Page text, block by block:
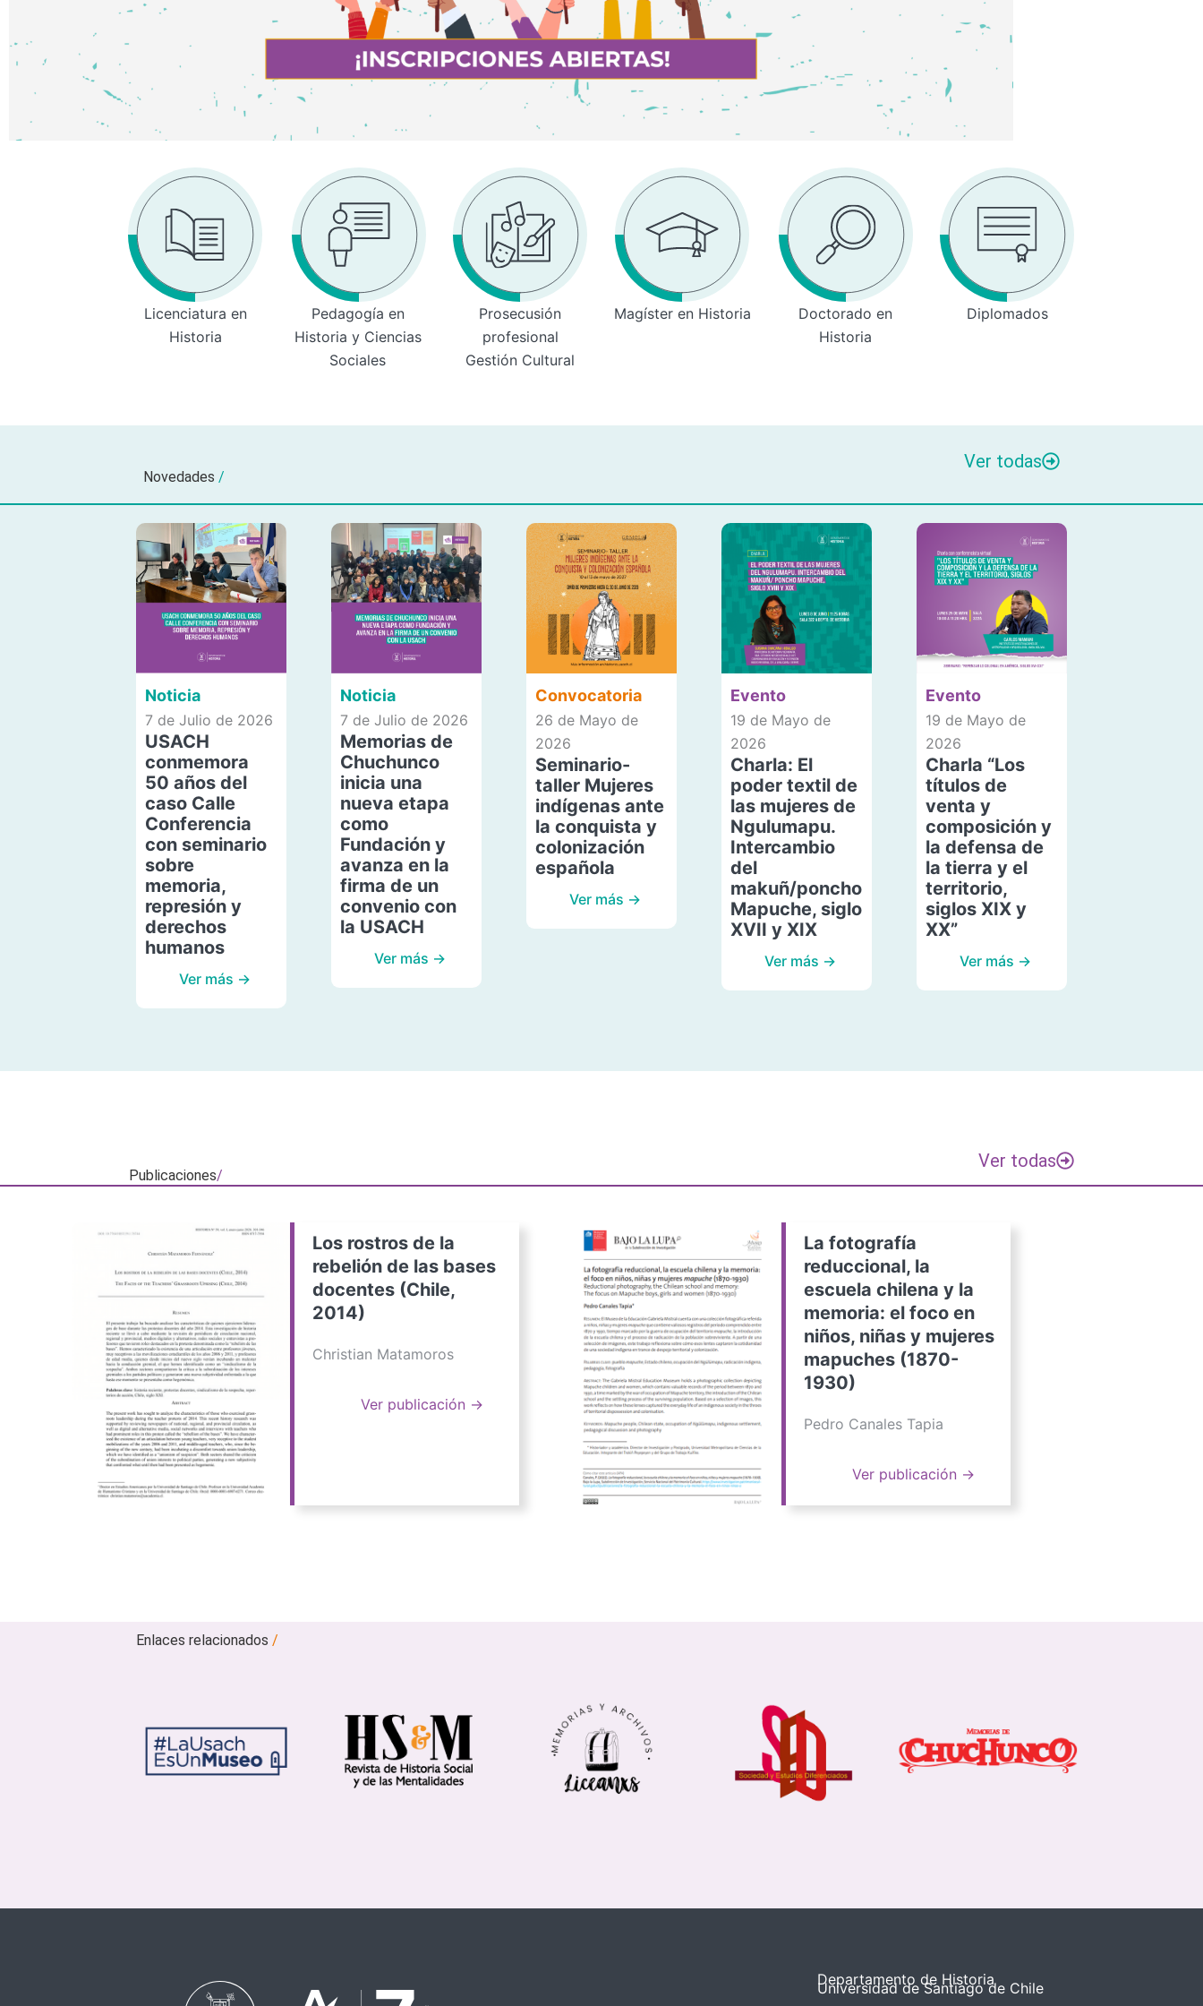
Licenciatura en
Historia
Pedagogía en
Historia y Ciencias
Sociales
Prosecusión
profesional
Gestión Cultural
Magíster en Historia
Doctorado en
Historia
Diplomados
Novedades /
Ver todas
Noticia
7 de Julio de 2026
USACH
conmemora
50 años del
caso Calle
Conferencia
con seminario
sobre
memoria,
represión y
derechos
humanos
Ver más →
Noticia
7 de Julio de 2026
Memorias de
Chuchunco
inicia una
nueva etapa
como
Fundación y
avanza en la
firma de un
convenio con
la USACH
Ver más →
Convocatoria
26 de Mayo de
2026
Seminario-
taller Mujeres
indígenas ante
la conquista y
colonización
española
Ver más →
Evento
19 de Mayo de
2026
Charla: El
poder textil de
las mujeres de
Ngulumapu.
Intercambio
del
makuñ/poncho
Mapuche, siglo
XVII y XIX
Ver más →
Evento
19 de Mayo de
2026
Charla “Los
títulos de
venta y
composición y
la defensa de
la tierra y el
territorio,
siglos XIX y
XX”
Ver más →
Publicaciones/
Ver todas
Los rostros de la
rebelión de las bases
docentes (Chile,
2014)
Christian Matamoros
Ver publicación →
La fotografía
reduccional, la
escuela chilena y la
memoria: el foco en
niños, niñas y mujeres
mapuches (1870-
1930)
Pedro Canales Tapia
Ver publicación →
Enlaces relacionados/
Departamento de Historia
Universidad de Santiago de Chile